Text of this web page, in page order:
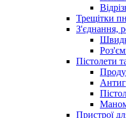
Трещітки
З'єднання,
Пістолети
Пристрої